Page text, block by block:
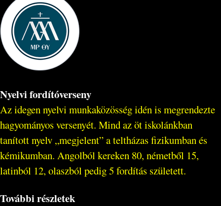
Nyelvi fordítóverseny
Az idegen nyelvi munkaközösség idén is megrendezte
hagyományos versenyét. Mind az öt iskolánkban
tanított nyelv „megjelent” a teltházas fizikumban és
kémikumban. Angolból kereken 80, németből 15,
latinból 12, olaszból pedig 5 fordítás született.
További részletek